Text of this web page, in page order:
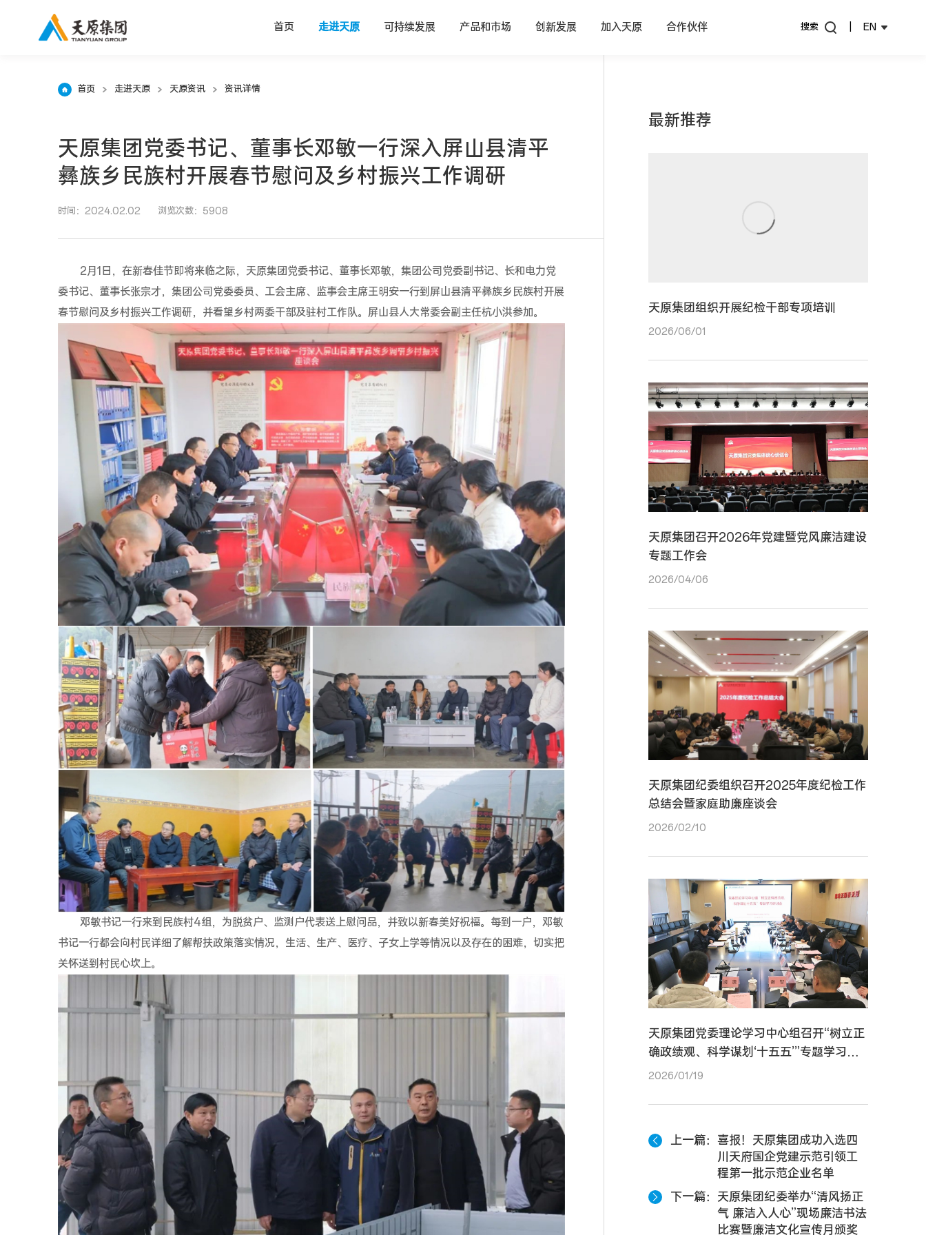
首页 走进天原 可持续发展 产品和市场 创新发展 加入天原 合作伙伴 搜索 EN
首页 走进天原 天原资讯 资讯详情
天原集团党委书记、董事长邓敏一行深入屏山县清平
彝族乡民族村开展春节慰问及乡村振兴工作调研
时间：2024.02.02 浏览次数：5908
2月1日，在新春佳节即将来临之际，天原集团党委书记、董事长邓敏，集团公司党委副书记、长和电力党
委书记、董事长张宗才，集团公司党委委员、工会主席、监事会主席王明安一行到屏山县清平彝族乡民族村开展
春节慰问及乡村振兴工作调研，并看望乡村两委干部及驻村工作队。屏山县人大常委会副主任杭小洪参加。
邓敏书记一行来到民族村4组，为脱贫户、监测户代表送上慰问品，并致以新春美好祝福。每到一户，邓敏
书记一行都会向村民详细了解帮扶政策落实情况，生活、生产、医疗、子女上学等情况以及存在的困难，切实把
关怀送到村民心坎上。
最新推荐
天原集团组织开展纪检干部专项培训
2026/06/01
天原集团召开2026年党建暨党风廉洁建设
专题工作会
2026/04/06
天原集团纪委组织召开2025年度纪检工作
总结会暨家庭助廉座谈会
2026/02/10
天原集团党委理论学习中心组召开“树立正
确政绩观、科学谋划‘十五五’”专题学习研
讨会
2026/01/19
上一篇
喜报！天原集团成功入选四
川天府国企党建示范引领工
程第一批示范企业名单
下一篇
天原集团纪委举办“清风扬正
气 廉洁入人心”现场廉洁书法
比赛暨廉洁文化宣传月颁奖